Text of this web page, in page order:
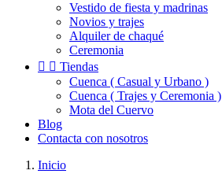
Vestido de fiesta y madrinas
Novios y trajes
Alquiler de chaqué
Ceremonia
  Tiendas
Cuenca ( Casual y Urbano )
Cuenca ( Trajes y Ceremonia )
Mota del Cuervo
Blog
Contacta con nosotros
Inicio